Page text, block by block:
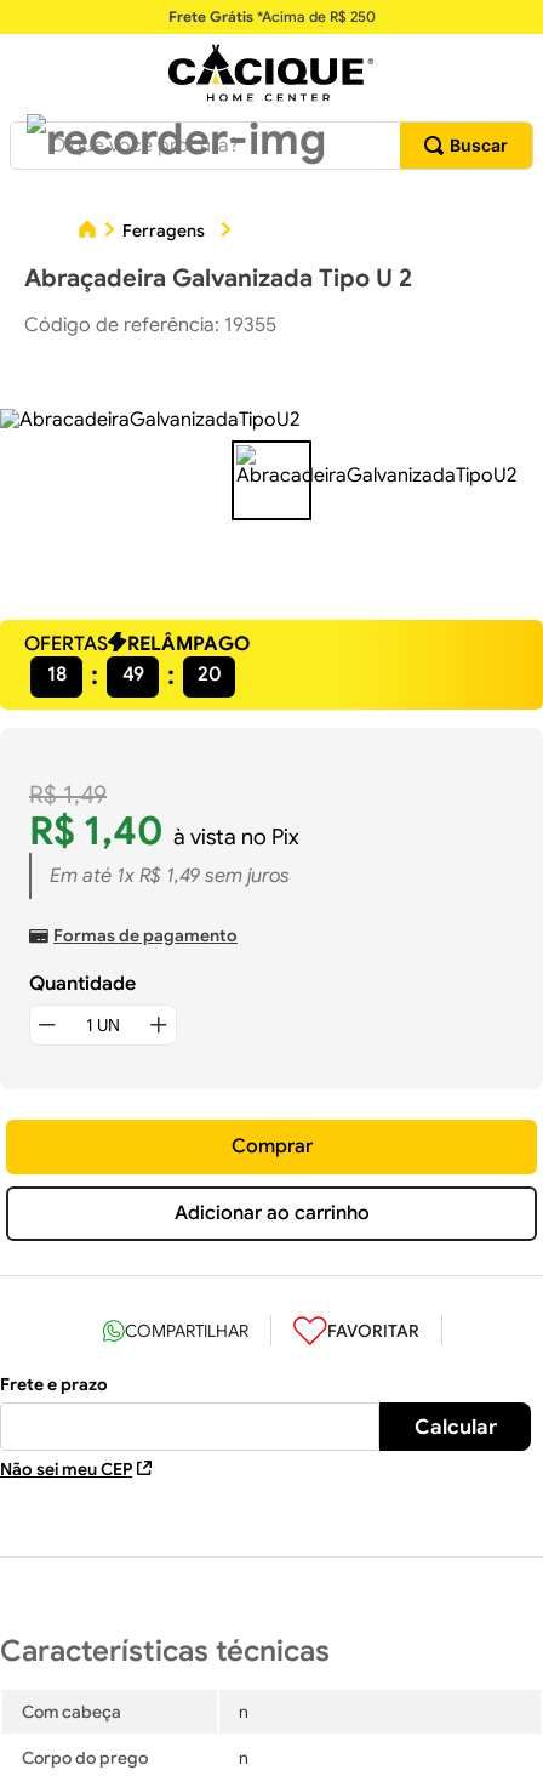
Frete Grátis*Acima de R$ 250
O que você procura?
Ferragens
Abraçadeira Galvanizada Tipo U 2
Código de referência: 19355
OFERTAS
RELÂMPAGO
18
49 19
R$ 1,49
R$ 1,40 à vista no Pix
Em até 1x R$ 1,49sem juros
Formas de pagamento
Quantidade
Adicionar ao carrinho
Comprar
Não sei meu CEP
Com cabeça n
Corpo do prego n